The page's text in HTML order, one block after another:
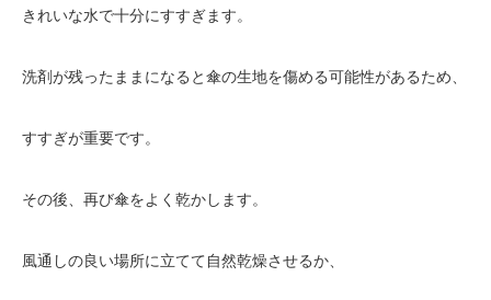
きれいな水で十分にすすぎます。
洗剤が残ったままになると傘の生地を傷める可能性があるため、
すすぎが重要です。
その後、再び傘をよく乾かします。
風通しの良い場所に立てて自然乾燥させるか、